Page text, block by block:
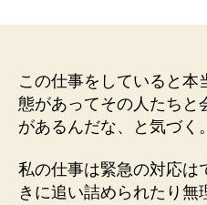
この仕事をしていると本
態があってその人たちと
があるんだな、と気づく。
私の仕事は緊急の対応は
きに追い詰められたり無